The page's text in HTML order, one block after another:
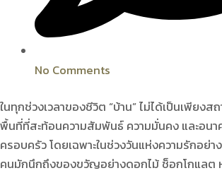
No Comments
ในทุกช่วงเวลาของชีวิต “บ้าน” ไม่ได้เป็นเพียง
พื้นที่ที่สะท้อนความสัมพันธ์ ความมั่นคง และอน
ครอบครัว โดยเฉพาะในช่วงวันแห่งความรักอย่า
คนมักนึกถึงของขวัญอย่างดอกไม้ ช็อกโกแลต